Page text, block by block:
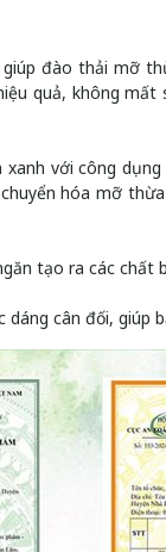
đào thải mỡ
quả, không
với công
hóa mỡ
tạo ra các
cân đối, giúp